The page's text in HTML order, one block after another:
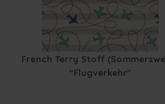
French Terry Stoff
"Flugverkehr"